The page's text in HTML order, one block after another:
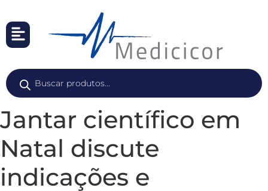
Jantar científico em
Natal discute
indicações e